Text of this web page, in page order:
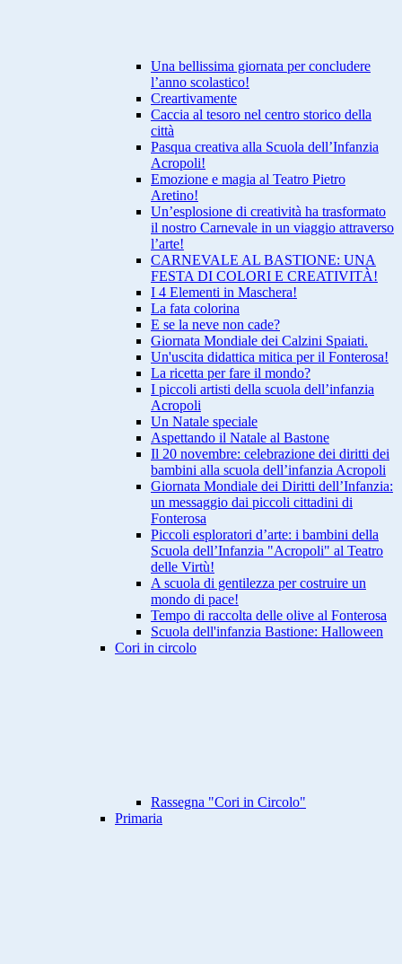
Una bellissima giornata per concludere
l’anno scolastico!
Creartivamente
Caccia al tesoro nel centro storico della
città
Pasqua creativa alla Scuola dell’Infanzia
Acropoli!
Emozione e magia al Teatro Pietro
Aretino!
Un’esplosione di creatività ha trasformato
il nostro Carnevale in un viaggio attraverso
l’arte!
CARNEVALE AL BASTIONE: UNA
FESTA DI COLORI E CREATIVITÀ!
I 4 Elementi in Maschera!
La fata colorina
E se la neve non cade?
Giornata Mondiale dei Calzini Spaiati.
Un'uscita didattica mitica per il Fonterosa!
La ricetta per fare il mondo?
I piccoli artisti della scuola dell’infanzia
Acropoli
Un Natale speciale
Aspettando il Natale al Bastone
Il 20 novembre: celebrazione dei diritti dei
bambini alla scuola dell’infanzia Acropoli
Giornata Mondiale dei Diritti dell’Infanzia:
un messaggio dai piccoli cittadini di
Fonterosa
Piccoli esploratori d’arte: i bambini della
Scuola dell’Infanzia "Acropoli" al Teatro
delle Virtù!
A scuola di gentilezza per costruire un
mondo di pace!
Tempo di raccolta delle olive al Fonterosa
Scuola dell'infanzia Bastione: Halloween
Cori in circolo
Rassegna "Cori in Circolo"
Primaria